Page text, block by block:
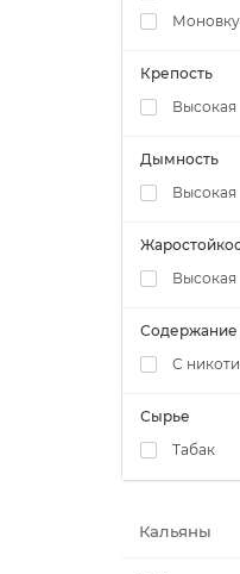
Крепость
Высокая
Дымность
Высокая
Высокая
Содержание
С
Сырье
Табак
Кальяны